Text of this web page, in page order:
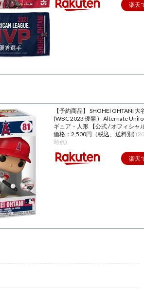
楽天
【予約商品】 SHOHEI OHTANI 大
(WBC 2023 優勝 ) - Alternate
ギュア・人形 【公式 / オフィシャ
価格：2,500円（税込、送料別)
時点)
楽天